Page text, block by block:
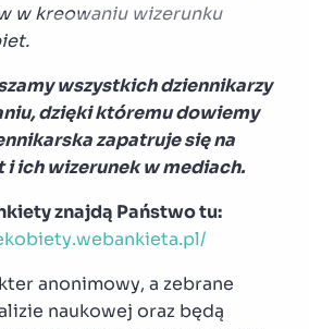
w kreowaniu wizerunku
wszystkich dziennikarzy
dzięki któremu dowiemy
zapatruje się na
i ich wizerunek w mediach.
znajdą Państwo tu:
anonimowy, a zebrane
naukowej oraz będą